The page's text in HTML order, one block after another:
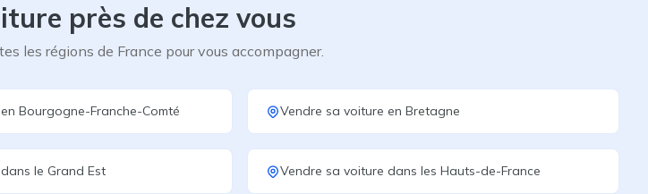
près de chez vous
les régions de France pour vous accompagner.
en Bourgogne-Franche-Comté Vendre sa voiture en Bretagne
dans le Grand Est Vendre sa voiture dans les Hauts-de-France